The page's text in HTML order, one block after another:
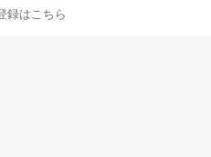
録はこちら